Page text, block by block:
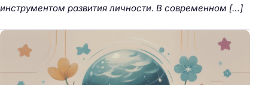
инструментом развития личности. В современном […]